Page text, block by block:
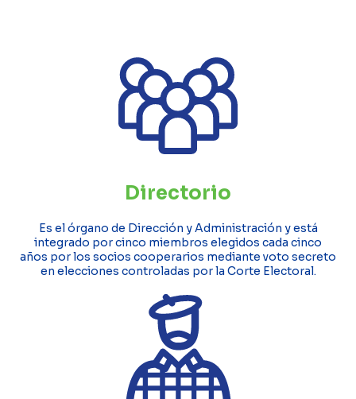
Directorio
Es el órgano de Dirección y Administración y está
integrado por cinco miembros elegidos cada cinco
años por los socios cooperarios mediante voto secreto
en elecciones controladas por la Corte Electoral.